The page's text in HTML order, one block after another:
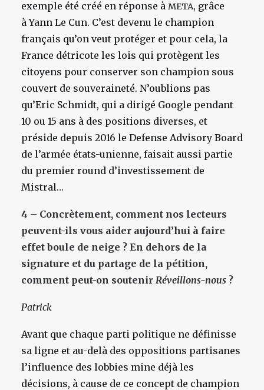
exemple été créé en réponse à META, grâce
à Yann Le Cun. C’est devenu le champion
français qu’on veut protéger et pour cela, la
France détricote les lois qui protègent les
citoyens pour conserver son champion sous
couvert de souveraineté. N’oublions pas
qu’Eric Schmidt, qui a dirigé Google pendant
10 ou 15 ans à des positions diverses, et
préside depuis 2016 le Defense Advisory Board
de l’armée états-unienne, faisait aussi partie
du premier round d’investissement de
Mistral…
4 – Concrètement, comment nos lecteurs
peuvent-ils vous aider aujourd’hui à faire
effet boule de neige ? En dehors de la
signature et du partage de la pétition,
comment peut-on soutenir Réveillons-nous ?
Patrick
Avant que chaque parti politique ne définisse
sa ligne et au-delà des oppositions partisanes
l’influence des lobbies mine déjà les
décisions, à cause de ce concept de champion